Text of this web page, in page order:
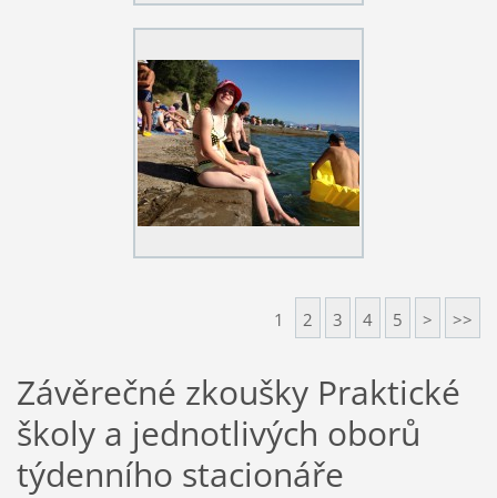
1 2 3 4 5 > >>
Závěrečné zkoušky Praktické
školy a jednotlivých oborů
týdenního stacionáře